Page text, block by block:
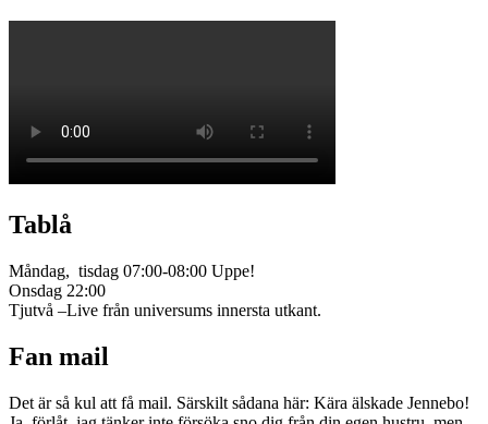
Tablå
Måndag, tisdag 07:00-08:00 Uppe!
Onsdag 22:00
Tjutvå –Live från universums innersta utkant.
Fan mail
Det är så kul att få mail. Särskilt sådana här: Kära älskade Jennebo!